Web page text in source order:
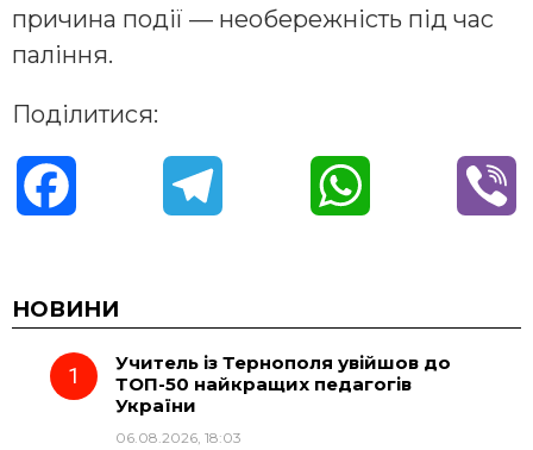
причина події — необережність під час
паління.
Поділитися:
c
e e t
НОВИНИ
Учитель із Тернополя увійшов до
ТОП-50 найкращих педагогів
України
06.08.2026, 18:03